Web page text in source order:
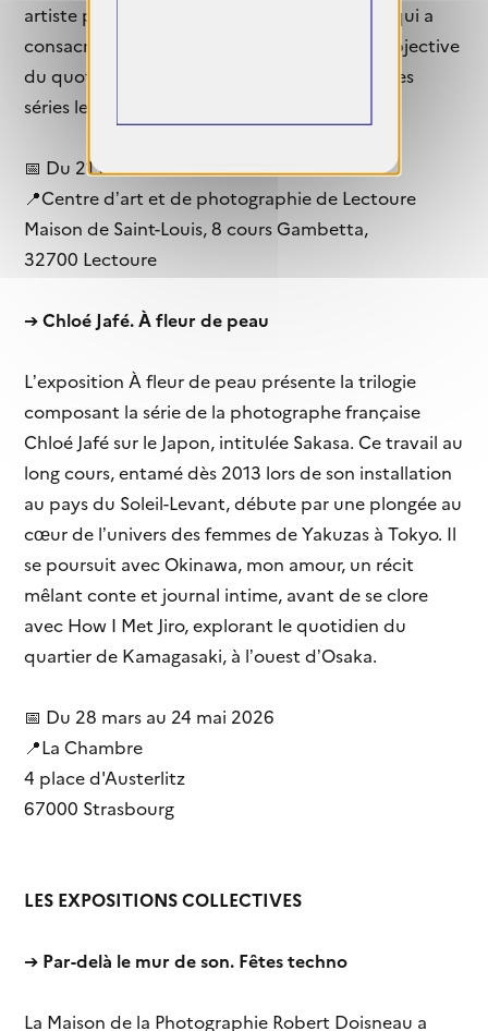
artiste profondément féministe et engagée, qui a
consacré sa vie à une chronique intime et subjective
du quotidien. L’exposition réunit quatre de ses
séries les plus emblématiques.
📅 Du 21 février au 3 mai 2026
📍Centre d’art et de photographie de Lectoure
Maison de Saint-Louis, 8 cours Gambetta,
32700 Lectoure
➔Chloé Jafé. À fleur de peau
L’exposition À fleur de peau présente la trilogie
composant la série de la photographe française
Chloé Jafé sur le Japon, intitulée Sakasa. Ce travail au
long cours, entamé dès 2013 lors de son installation
au pays du Soleil-Levant, débute par une plongée au
cœur de l’univers des femmes de Yakuzas à Tokyo. Il
se poursuit avec Okinawa, mon amour, un récit
mêlant conte et journal intime, avant de se clore
avec How I Met Jiro, explorant le quotidien du
quartier de Kamagasaki, à l’ouest d’Osaka.
📅 Du 28 mars au 24 mai 2026
📍La Chambre
4 place d'Austerlitz
67000 Strasbourg
LES EXPOSITIONS COLLECTIVES
➔ Par-delà le mur de son. Fêtes techno
La Maison de la Photographie Robert Doisneau a